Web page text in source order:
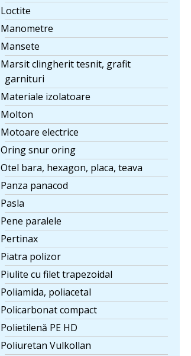
Loctite
Manometre
Mansete
Marsit clingherit tesnit, grafit
garnituri
Materiale izolatoare
Molton
Motoare electrice
Oring snur oring
Otel bara, hexagon, placa, teava
Panza panacod
Pasla
Pene paralele
Pertinax
Piatra polizor
Piulite cu filet trapezoidal
Poliamida, poliacetal
Policarbonat compact
Polietilenă PE HD
Poliuretan Vulkollan